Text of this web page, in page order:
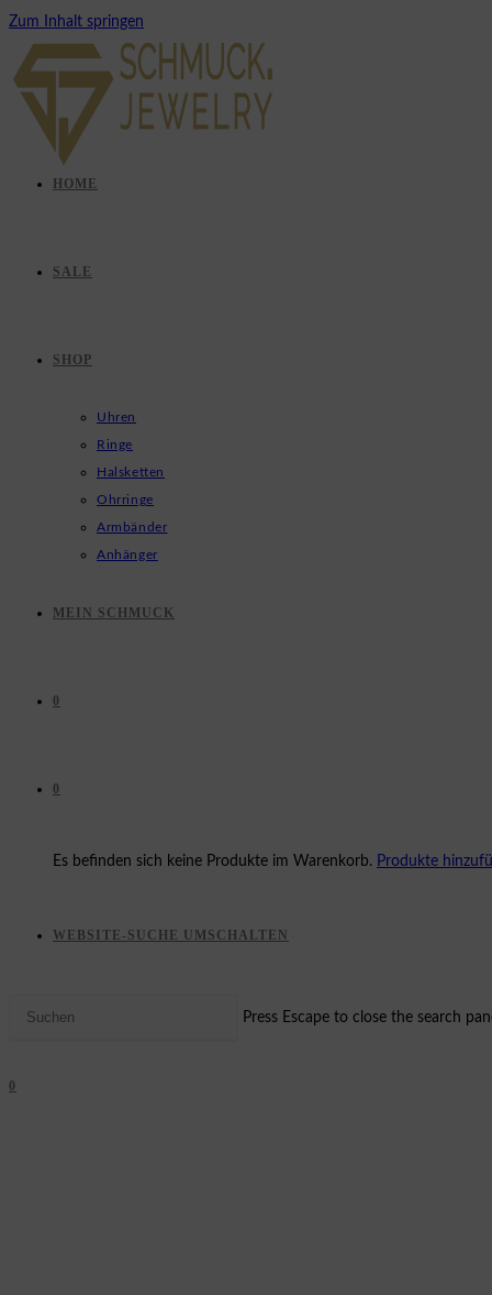
Zum Inhalt springen
HOME
SALE
SHOP
Uhren
Ringe
Halsketten
Ohrringe
Armbänder
Anhänger
MEIN SCHMUCK
0
0
Es befinden sich keine Produkte im Warenkorb. Produkte
WEBSITE-SUCHE UMSCHALTEN
Press Escape to close the search
0